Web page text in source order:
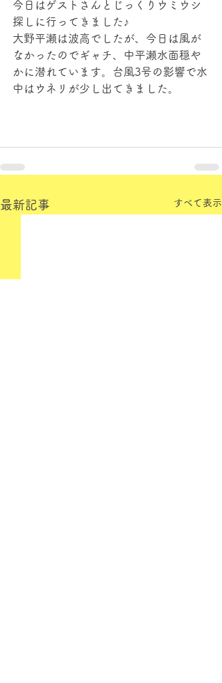
今日はゲストさんとじっくりウミウシ
探しに行ってきました♪
大野平瀬は波高でしたが、今日は風が
なかったのでギャチ、中平瀬水面穏や
かに潜れています。台風3号の影響で水
中はウネリが少し出てきました。
最新記事 すべて表示